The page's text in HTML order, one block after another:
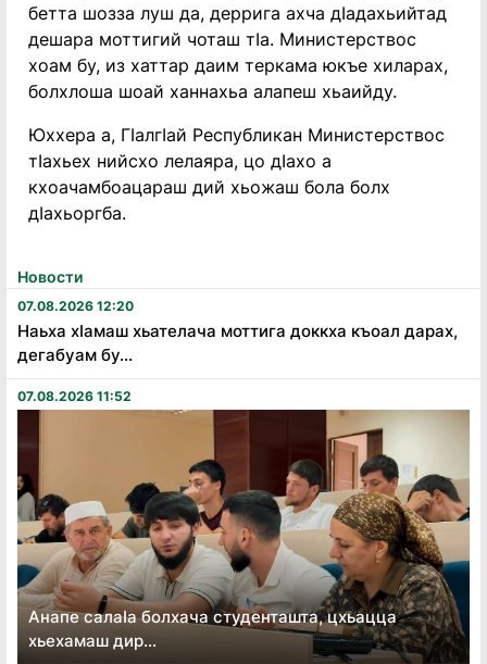
Новости
07.08.2026 12:20
Наьха хӏамаш хьателача моттига доккха къоал дарах,
дегабуам бу...
07.08.2026 11:52
Анапе салаӏа болхача студенташта, цхьацца
хьехамаш дир...
бетта шозза луш да, деррига ахча дӀадахьийтад
дешара моттигий чоташ тӀа. Министерствос
хоам бу, из хаттар даим теркама юкъе хиларах,
болхлоша шоай ханнахьа алапеш хьаийду.
Юххера а, ГӏалгӀай Республикан Министерствос
тӀахьех нийсхо лелаяра, цо дӀахо а
кхоачамбоацараш дий хьожаш бола болх
дӀахьоргба.